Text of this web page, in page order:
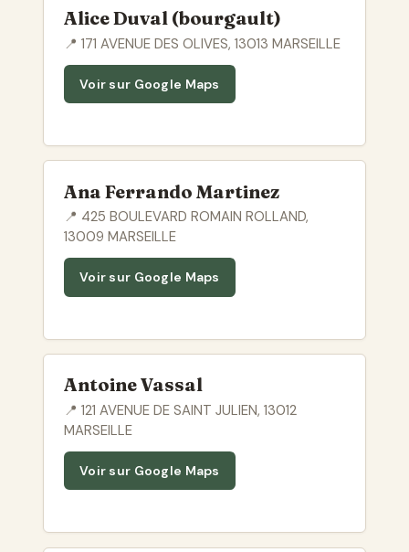
Alice Duval (bourgault)
📍 171 AVENUE DES OLIVES, 13013 MARSEILLE
Voir sur Google Maps
Ana Ferrando Martinez
📍 425 BOULEVARD ROMAIN ROLLAND,
13009 MARSEILLE
Voir sur Google Maps
Antoine Vassal
📍 121 AVENUE DE SAINT JULIEN, 13012
MARSEILLE
Voir sur Google Maps